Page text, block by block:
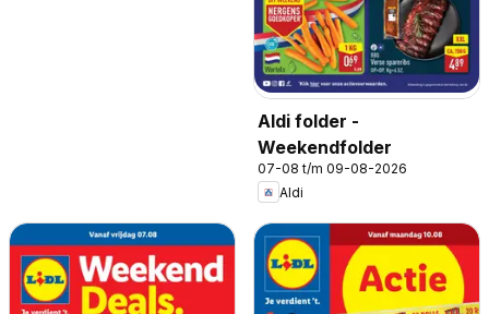
Aldi folder -
Weekendfolder
07-08 t/m 09-08-2026
Aldi